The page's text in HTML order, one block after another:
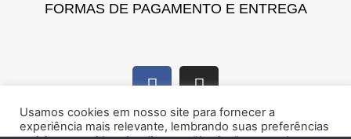
FORMAS DE PAGAMENTO E ENTREGA
Usamos cookies em nosso site para fornecer a
experiência mais relevante, lembrando suas preferências